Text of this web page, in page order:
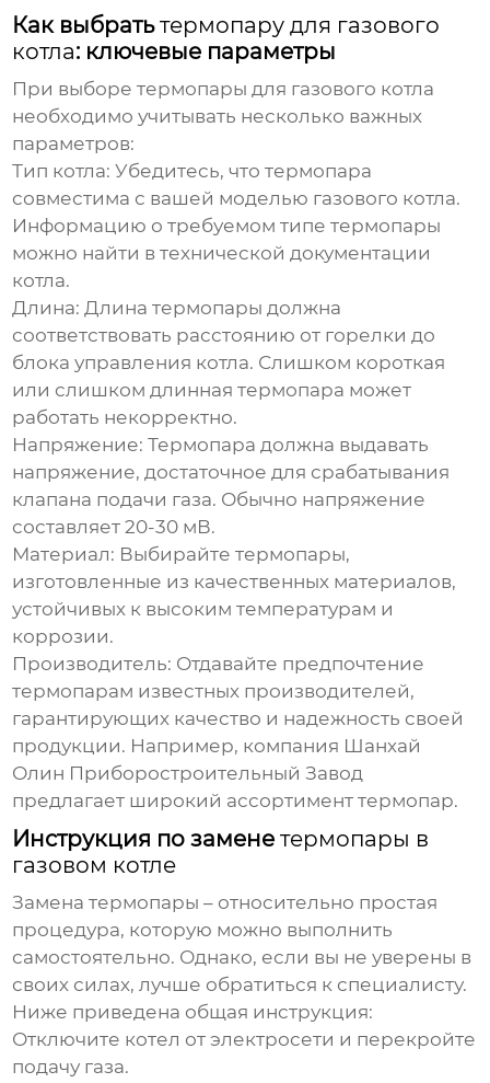
Как выбратьтермопару для газового
котла: ключевые параметры
При выборетермопары для газового котла
необходимо учитывать несколько важных
параметров:
Тип котла: Убедитесь, чтотермопара
совместима с вашей моделью газового котла.
Информацию о требуемом типетермопары
можно найти в технической документации
котла.
Длина: Длинатермопары должна
соответствовать расстоянию от горелки до
блока управления котла. Слишком короткая
или слишком длиннаятермопара может
работать некорректно.
Напряжение: Термопара должна выдавать
напряжение, достаточное для срабатывания
клапана подачи газа. Обычно напряжение
составляет 20-30 мВ.
Материал: Выбирайтетермопары,
изготовленные из качественных материалов,
устойчивых к высоким температурам и
коррозии.
Производитель: Отдавайте предпочтение
термопарам известных производителей,
гарантирующих качество и надежность своей
продукции. Например, компания Шанхай
Олин Приборостроительный Завод
предлагает широкий ассортимент термопар.
Инструкция по заменетермопары в
газовом котле
Заменатермопары – относительно простая
процедура, которую можно выполнить
самостоятельно. Однако, если вы не уверены в
своих силах, лучше обратиться к специалисту.
Ниже приведена общая инструкция:
Отключите котел от электросети и перекройте
подачу газа.